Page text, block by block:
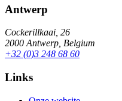
Antwerp
Cockerillkaai, 26
2000 Antwerp, Belgium
+32 (0)3 248 68 60
Links